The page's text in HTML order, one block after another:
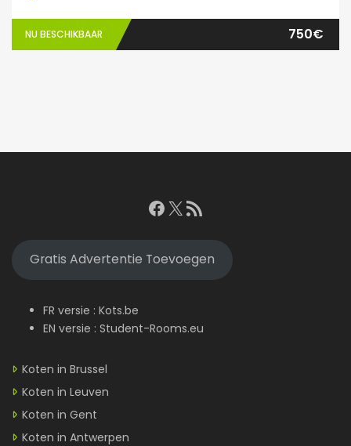
NU BESCHIKBAAR 750€
Facebook
X RSS feed
Gratis Advertentie Toevoegen
FR versie : Kots.be
EN versie : Student-Rooms.eu
Koten in Brussel
Koten in Leuven
Koten in Gent
Koten in Antwerpen